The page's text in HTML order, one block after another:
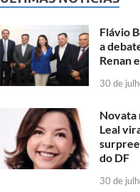
Flávio
a
Renan
30 de
Novata
Leal
do DF
30 de